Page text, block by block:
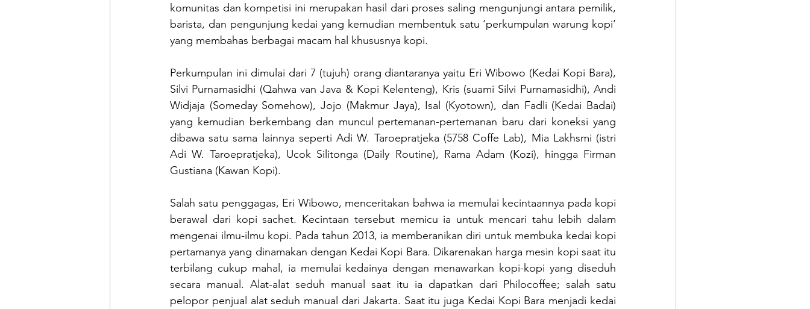
komunitas dan kompetisi ini merupakan hasil dari proses saling mengunjungi antara pemilik,
barista, dan pengunjung kedai yang kemudian membentuk satu ‘perkumpulan warung kopi’
yang membahas berbagai macam hal khususnya kopi.
Perkumpulan ini dimulai dari 7 (tujuh) orang diantaranya yaitu Eri Wibowo (Kedai Kopi Bara),
Silvi Purnamasidhi (Qahwa van Java & Kopi Kelenteng), Kris (suami Silvi Purnamasidhi), Andi
Widjaja (Someday Somehow), Jojo (Makmur Jaya), Isal (Kyotown), dan Fadli (Kedai Badai)
yang kemudian berkembang dan muncul pertemanan-pertemanan baru dari koneksi yang
dibawa satu sama lainnya seperti Adi W. Taroepratjeka (5758 Coffe Lab), Mia Lakhsmi (istri
Adi W. Taroepratjeka), Ucok Silitonga (Daily Routine), Rama Adam (Kozi), hingga Firman
Gustiana (Kawan Kopi).
Salah satu penggagas, Eri Wibowo, menceritakan bahwa ia memulai kecintaannya pada kopi
berawal dari kopi sachet. Kecintaan tersebut memicu ia untuk mencari tahu lebih dalam
mengenai ilmu-ilmu kopi. Pada tahun 2013, ia memberanikan diri untuk membuka kedai kopi
pertamanya yang dinamakan dengan Kedai Kopi Bara. Dikarenakan harga mesin kopi saat itu
terbilang cukup mahal, ia memulai kedainya dengan menawarkan kopi-kopi yang diseduh
secara manual. Alat-alat seduh manual saat itu ia dapatkan dari Philocoffee; salah satu
pelopor penjual alat seduh manual dari Jakarta. Saat itu juga Kedai Kopi Bara menjadi kedai